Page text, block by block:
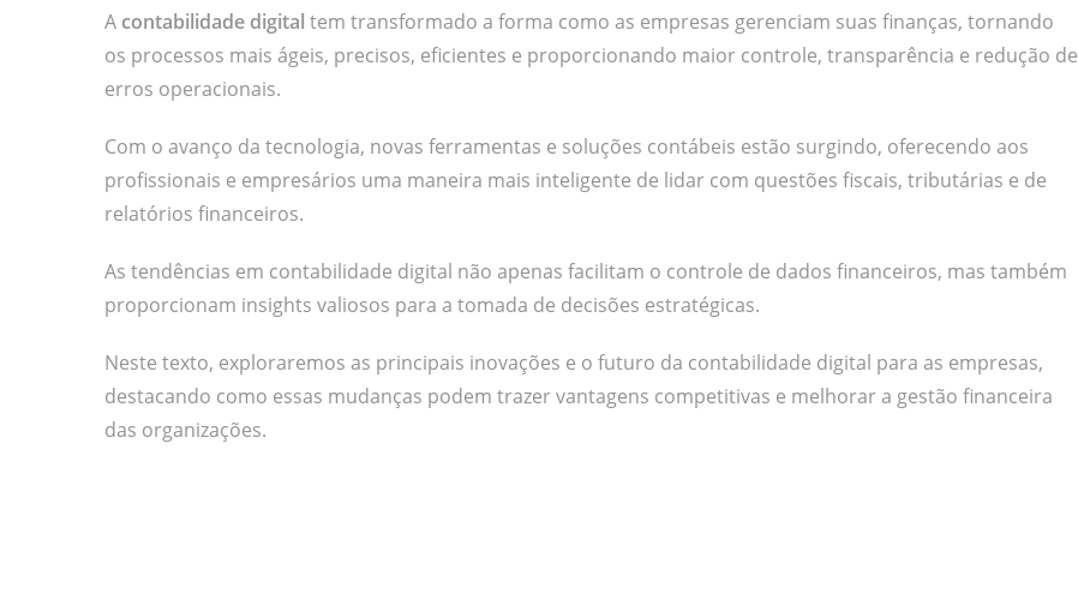
A contabilidade digital tem transformado a forma como as empresas gerenciam suas finanças, tornando
os processos mais ágeis, precisos, eficientes e proporcionando maior controle, transparência e redução de
erros operacionais.
Com o avanço da tecnologia, novas ferramentas e soluções contábeis estão surgindo, oferecendo aos
profissionais e empresários uma maneira mais inteligente de lidar com questões fiscais, tributárias e de
relatórios financeiros.
As tendências em contabilidade digital não apenas facilitam o controle de dados financeiros, mas também
proporcionam insights valiosos para a tomada de decisões estratégicas.
Neste texto, exploraremos as principais inovações e o futuro da contabilidade digital para as empresas,
destacando como essas mudanças podem trazer vantagens competitivas e melhorar a gestão financeira
das organizações.